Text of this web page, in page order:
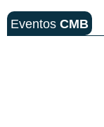
Eventos CMB